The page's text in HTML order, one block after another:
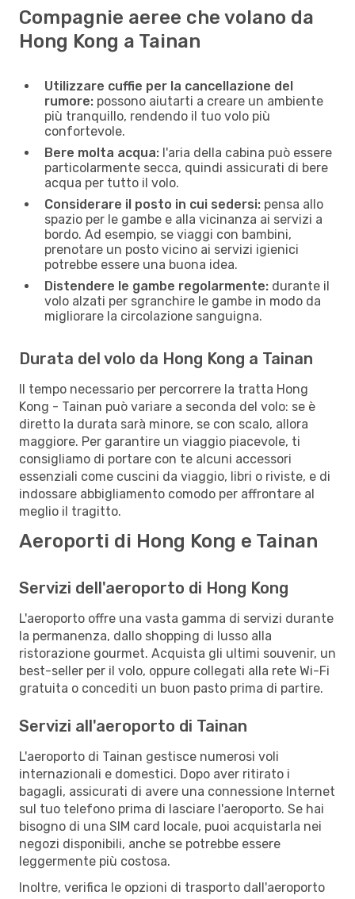
Compagnie aeree che volano da
Hong Kong a Tainan
Utilizzare cuffie per la cancellazione del
rumore: possono aiutarti a creare un ambiente
più tranquillo, rendendo il tuo volo più
confortevole.
Bere molta acqua: l'aria della cabina può essere
particolarmente secca, quindi assicurati di bere
acqua per tutto il volo.
Considerare il posto in cui sedersi: pensa allo
spazio per le gambe e alla vicinanza ai servizi a
bordo. Ad esempio, se viaggi con bambini,
prenotare un posto vicino ai servizi igienici
potrebbe essere una buona idea.
Distendere le gambe regolarmente: durante il
volo alzati per sgranchire le gambe in modo da
migliorare la circolazione sanguigna.
Durata del volo da Hong Kong a Tainan
Il tempo necessario per percorrere la tratta Hong
Kong - Tainan può variare a seconda del volo: se è
diretto la durata sarà minore, se con scalo, allora
maggiore. Per garantire un viaggio piacevole, ti
consigliamo di portare con te alcuni accessori
essenziali come cuscini da viaggio, libri o riviste, e di
indossare abbigliamento comodo per affrontare al
meglio il tragitto.
Aeroporti di Hong Kong e Tainan
Servizi dell'aeroporto di Hong Kong
L'aeroporto offre una vasta gamma di servizi durante
la permanenza, dallo shopping di lusso alla
ristorazione gourmet. Acquista gli ultimi souvenir, un
best-seller per il volo, oppure collegati alla rete Wi-Fi
gratuita o concediti un buon pasto prima di partire.
Servizi all'aeroporto di Tainan
L'aeroporto di Tainan gestisce numerosi voli
internazionali e domestici. Dopo aver ritirato i
bagagli, assicurati di avere una connessione Internet
sul tuo telefono prima di lasciare l'aeroporto. Se hai
bisogno di una SIM card locale, puoi acquistarla nei
negozi disponibili, anche se potrebbe essere
leggermente più costosa.
Inoltre, verifica le opzioni di trasporto dall'aeroporto